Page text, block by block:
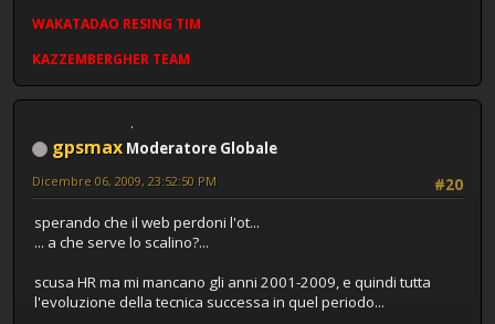
WAKATADAO RESING TIM
KAZZEMBERGHER TEAM
gpsmax Moderatore Globale
#20
Dicembre 06, 2009, 23:52:50 PM
sperando che il web perdoni l'ot...
... a che serve lo scalino?...
scusa HR ma mi mancano gli anni 2001-2009, e quindi tutta
l'evoluzione della tecnica successa in quel periodo...